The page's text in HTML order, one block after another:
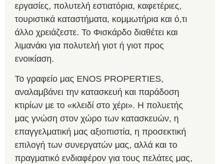
εργασίες, πολυτελή εστιατόρια, καφετέριες,
τουριστικά καταστήματα, κομμωτήρια και ό,τι
άλλο χρειάζεστε. Το Φισκάρδο διαθέτει και
λιμανάκι για πολυτελή γιοτ ή γιοτ προς
ενοικίαση.
Το γραφείο μας ENOS PROPERTIES,
αναλαμβάνει την κατασκευή και παράδοση
κτιρίων με το «κλειδί στο χέρι». Η πολυετής
μας γνώση στον χώρο των κατασκευών, η
επαγγελματική μας αξιοπιστία, η προσεκτική
επιλογή των συνεργατών μας, αλλά και το
πραγματικό ενδιαφέρον για τους πελάτες μας,